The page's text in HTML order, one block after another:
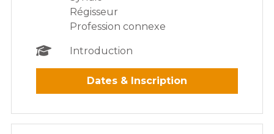
Régisseur
Profession connexe
Introduction
Dates & Inscription